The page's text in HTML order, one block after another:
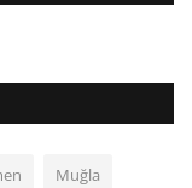
Muğla